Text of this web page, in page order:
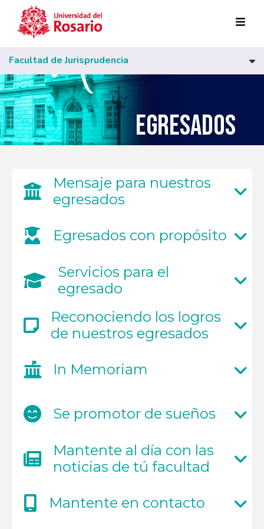
Pasar al contenido principal
Facultad de Jurisprudencia
EGRESADOS
Mensaje para nuestros
egresados
Egresados con propósito
Servicios para el
egresado
Reconociendo los logros
de nuestros egresados
In Memoriam
Se promotor de sueños
Mantente al día con las
noticias de tú facultad
Mantente en contacto